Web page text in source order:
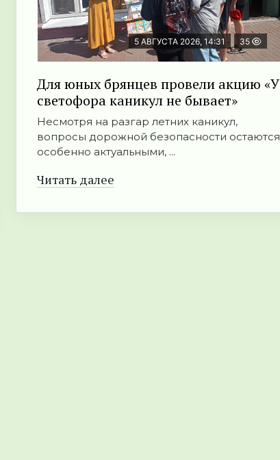
5 АВГУСТА 2026, 14:31 35
Для юных брянцев провели акцию «У
светофора каникул не бывает»
Несмотря на разгар летних каникул,
вопросы дорожной безопасности остаются
особенно актуальными, ...
Читать далее